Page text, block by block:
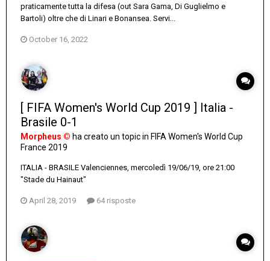
praticamente tutta la difesa (out Sara Gama, Di Guglielmo e
Bartoli) oltre che di Linari e Bonansea. Servi...
October 16, 2022
[ FIFA Women's World Cup 2019 ] Italia -
Brasile 0-1
Morpheus © ha creato un topic in FIFA Women's World Cup
France 2019
ITALIA - BRASILE Valenciennes, mercoledì 19/06/19, ore 21:00
"Stade du Hainaut"
April 28, 2019 64 risposte